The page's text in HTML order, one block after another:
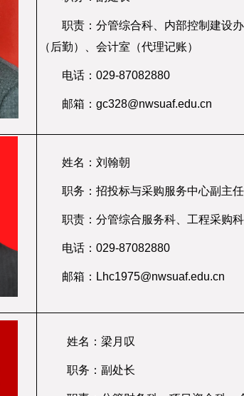
职责：分管综合科、内部控制建设
（后勤）、会计室（代理记账）
电话：029-87082880
邮箱：gc328@nwsuaf.edu.cn
姓名：刘翰朝
职务：招投标与采购服务中心副主
职责：分管综合服务科、工程采购
电话：029-87082880
邮箱：Lhc1975@nwsuaf.edu.cn
姓名：梁月叹
职务：副处长